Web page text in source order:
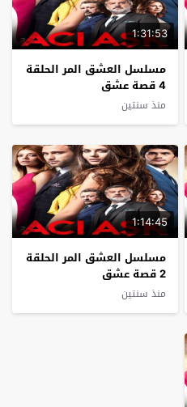
1:31:53
مسلسل العشق المر الحلقة
4 قصة عشق
منذ سنتين
1:14:45
مسلسل العشق المر الحلقة
2 قصة عشق
منذ سنتين